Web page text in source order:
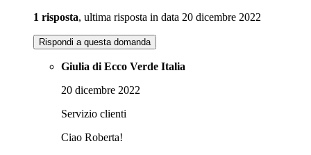
1 risposta, ultima risposta in data 20 dicembre 2022
Rispondi a questa domanda
Giulia di Ecco Verde Italia
20 dicembre 2022
Servizio clienti
Ciao Roberta!